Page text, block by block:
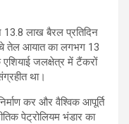
लाख बैरल प्रतिदिन
तेल आयात का लगभग 13
जलक्षेत्र में टैंकरों
था।
कर और वैश्विक आपूर्ति
पेट्रोलियम भंडार का